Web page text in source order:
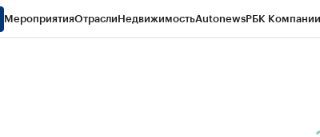
МероприятияОтраслиНедвижимостьAutonewsРБК Компании